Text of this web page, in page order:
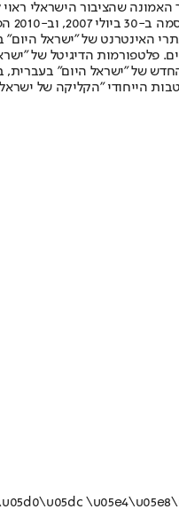
שהציבור הישראלי ראוי
פלטפורמות הדיגיטל של
החדש של "ישראל היום"
הייחודי "הקליקה של